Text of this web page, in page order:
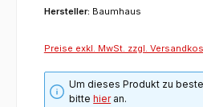
Hersteller: Baumhaus
Preise exkl. MwSt. zzgl.
Um dieses Produkt zu
bittehieran.